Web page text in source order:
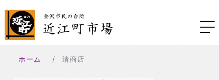
ホーム 清商店